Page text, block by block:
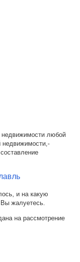
недвижимости любой
недвижимости,-
и на какую
жалуетесь.
на рассмотрение